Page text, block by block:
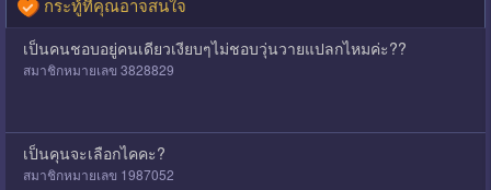
กระทู้ที่คุณอาจสนใจ
เป็นคนชอบอยู่คนเดียวเงียบๆไม่ชอบวุ่นวายแปลกไหมค่ะ??
สมาชิกหมายเลข 3828829
เป็นคุนจะเลือกไคคะ?
สมาชิกหมายเลข 1987052